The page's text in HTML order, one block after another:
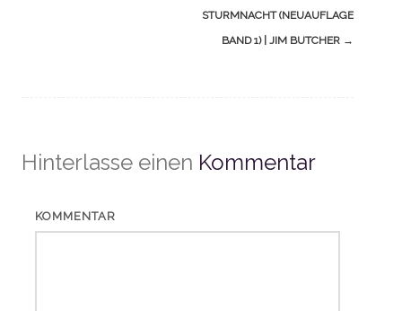
STURMNACHT (NEUAUFLAGE
BAND 1) | JIM BUTCHER →
Hinterlasse einen Kommentar
KOMMENTAR